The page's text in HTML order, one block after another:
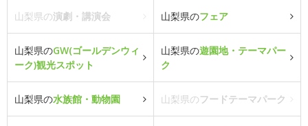
山梨県の演劇・講演会 山梨県のフェア
山梨県のGW(ゴールデンウィ
ーク)観光スポット
山梨県の遊園地・テーマパー
ク
山梨県の水族館・動物園 山梨県のフードテーマパーク